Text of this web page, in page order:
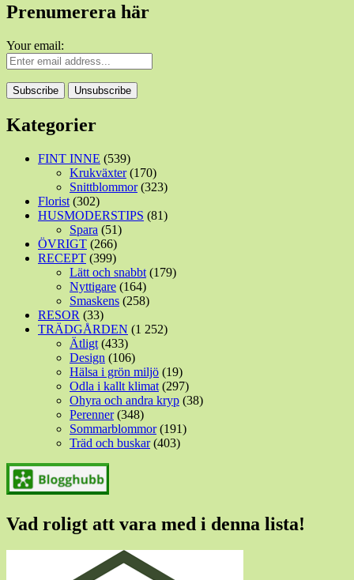
Prenumerera här
Your email:
Kategorier
FINT INNE (539)
Krukväxter(170)
Snittblommor(323)
Florist (302)
HUSMODERSTIPS (81)
Spara (51)
ÖVRIGT (266)
RECEPT (399)
Lätt och snabbt (179)
Nyttigare (164)
Smaskens (258)
RESOR (33)
TRÄDGÅRDEN (1 252)
Ätligt (433)
Design (106)
Hälsa i grön miljö (19)
Odla i kallt klimat (297)
Ohyra och andra kryp (38)
Perenner(348)
Sommarblommor(191)
Träd och buskar(403)
Vad roligt att vara med i denna lista!